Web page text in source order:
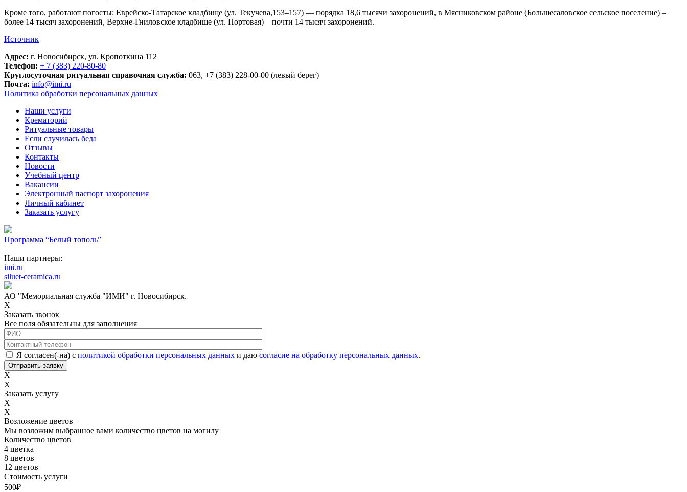
Кроме того, работают погосты: Еврейско-Татарское кладбище (ул. Текучева,153–157) — порядка 18,6 тысячи захоронений, в Мясниковском районе (Большесаловское сельское поселение) –
более 14 тысяч захоронений, Верхне-Гниловское кладбище (ул. Портовая) – почти 14 тысяч захоронений.
Источник
Адрес: г. Новосибирск, ул. Кропоткина 112
Телефон: + 7 (383) 220-80-80
Круглосуточная ритуальная справочная служба: 063, +7 (383) 228-00-00 (левый берег)
Почта: info@imi.ru
Политика обработки персональных данных
Наши услуги
Крематорий
Ритуальные товары
Если случилась беда
Отзывы
Контакты
Новости
Учебный центр
Вакансии
Электронный паспорт захоронения
Личный кабинет
Заказать услугу
Программа “Белый тополь”
Наши партнеры:
imi.ru
siluet-ceramica.ru
АО "Мемориальная служба "ИМИ" г. Новосибирск.
X
Заказать звонок
Все поля обязательны для заполнения
ФИО
Контактный телефон
Соглашение с обработкой данных*
Я согласен(-на) с политикой обработки персональных данных и даю согласие на обработку персональных данных.
X
X
Заказать услугу
X
X
Возложение цветов
Мы возложим выбранное вами количество цветов на могилу
Количество цветов
4 цветка
8 цветов
12 цветов
Стоимость услуги
500₽